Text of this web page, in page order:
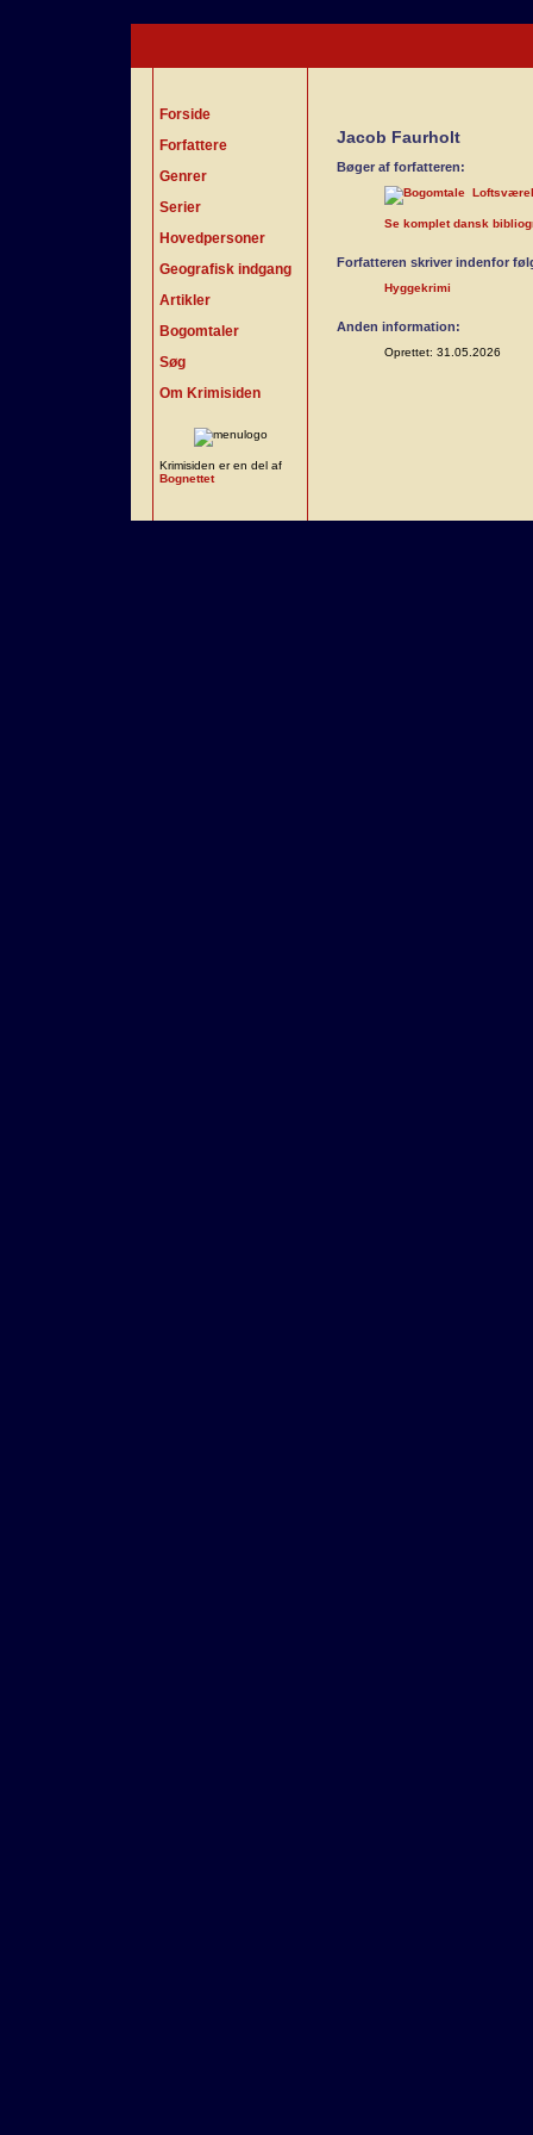
Forside
Forfattere
Genrer
Serier
Hovedpersoner
Geografisk indgang
Artikler
Bogomtaler
Søg
Om Krimisiden
Krimisiden er en del af
Bognettet
Jacob Faurholt
Bøger af forfatteren:
Se komplet dansk
Forfatteren skriver indenfor
Hyggekrimi
Anden information:
Oprettet: 31.05.2026